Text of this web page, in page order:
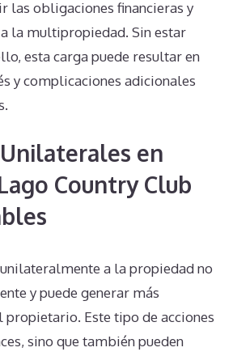
las obligaciones financieras y
la multipropiedad. Sin estar
esta carga puede resultar en
y complicaciones adicionales
en
Country Club
a la propiedad no
y puede generar más
Este tipo de acciones
sino que también pueden